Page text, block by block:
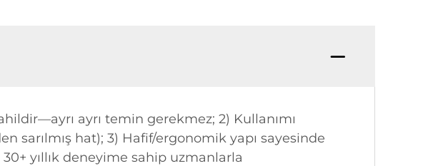
ayrı temin gerekmez; 2) Kullanımı
sarılmış hat); 3) Hafif/ergonomik yapı sayesinde
yıllık deneyime sahip uzmanlarla